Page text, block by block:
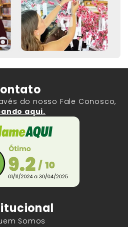
do nosso Fale Conosco,
aqui.
Somos